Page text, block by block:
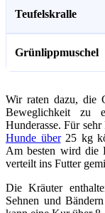
Teufelskralle
Grünlippmuschel
Wir raten dazu, die
Beweglichkeit zu
Hunderasse. Für
Hunde über25 kg
Am besten wird die
verteilt ins Futter
Die Kräuter
Sehnen und